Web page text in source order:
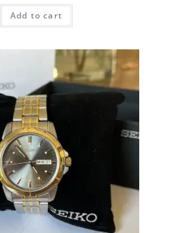
Add to cart